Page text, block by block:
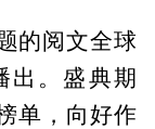
的阅文全球
出。盛典期
单，向好作